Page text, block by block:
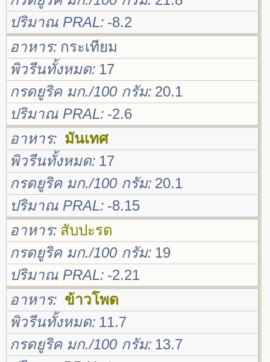
ปริมาณ PRAL -8.2
อาหาร กระเทียม
พิวรีนทั้งหมด 17
กรดยูริค มก./100 กรัม 20.1
ปริมาณ PRAL -2.6
อาหาร
มันเทศ
พิวรีนทั้งหมด 17
กรดยูริค มก./100 กรัม 20.1
ปริมาณ PRAL -8.15
อาหาร สับปะรด
กรดยูริค มก./100 กรัม 19
ปริมาณ PRAL -2.21
อาหาร
ข้าวโพด
พิวรีนทั้งหมด 11.7
กรดยูริค มก./100 กรัม 13.7